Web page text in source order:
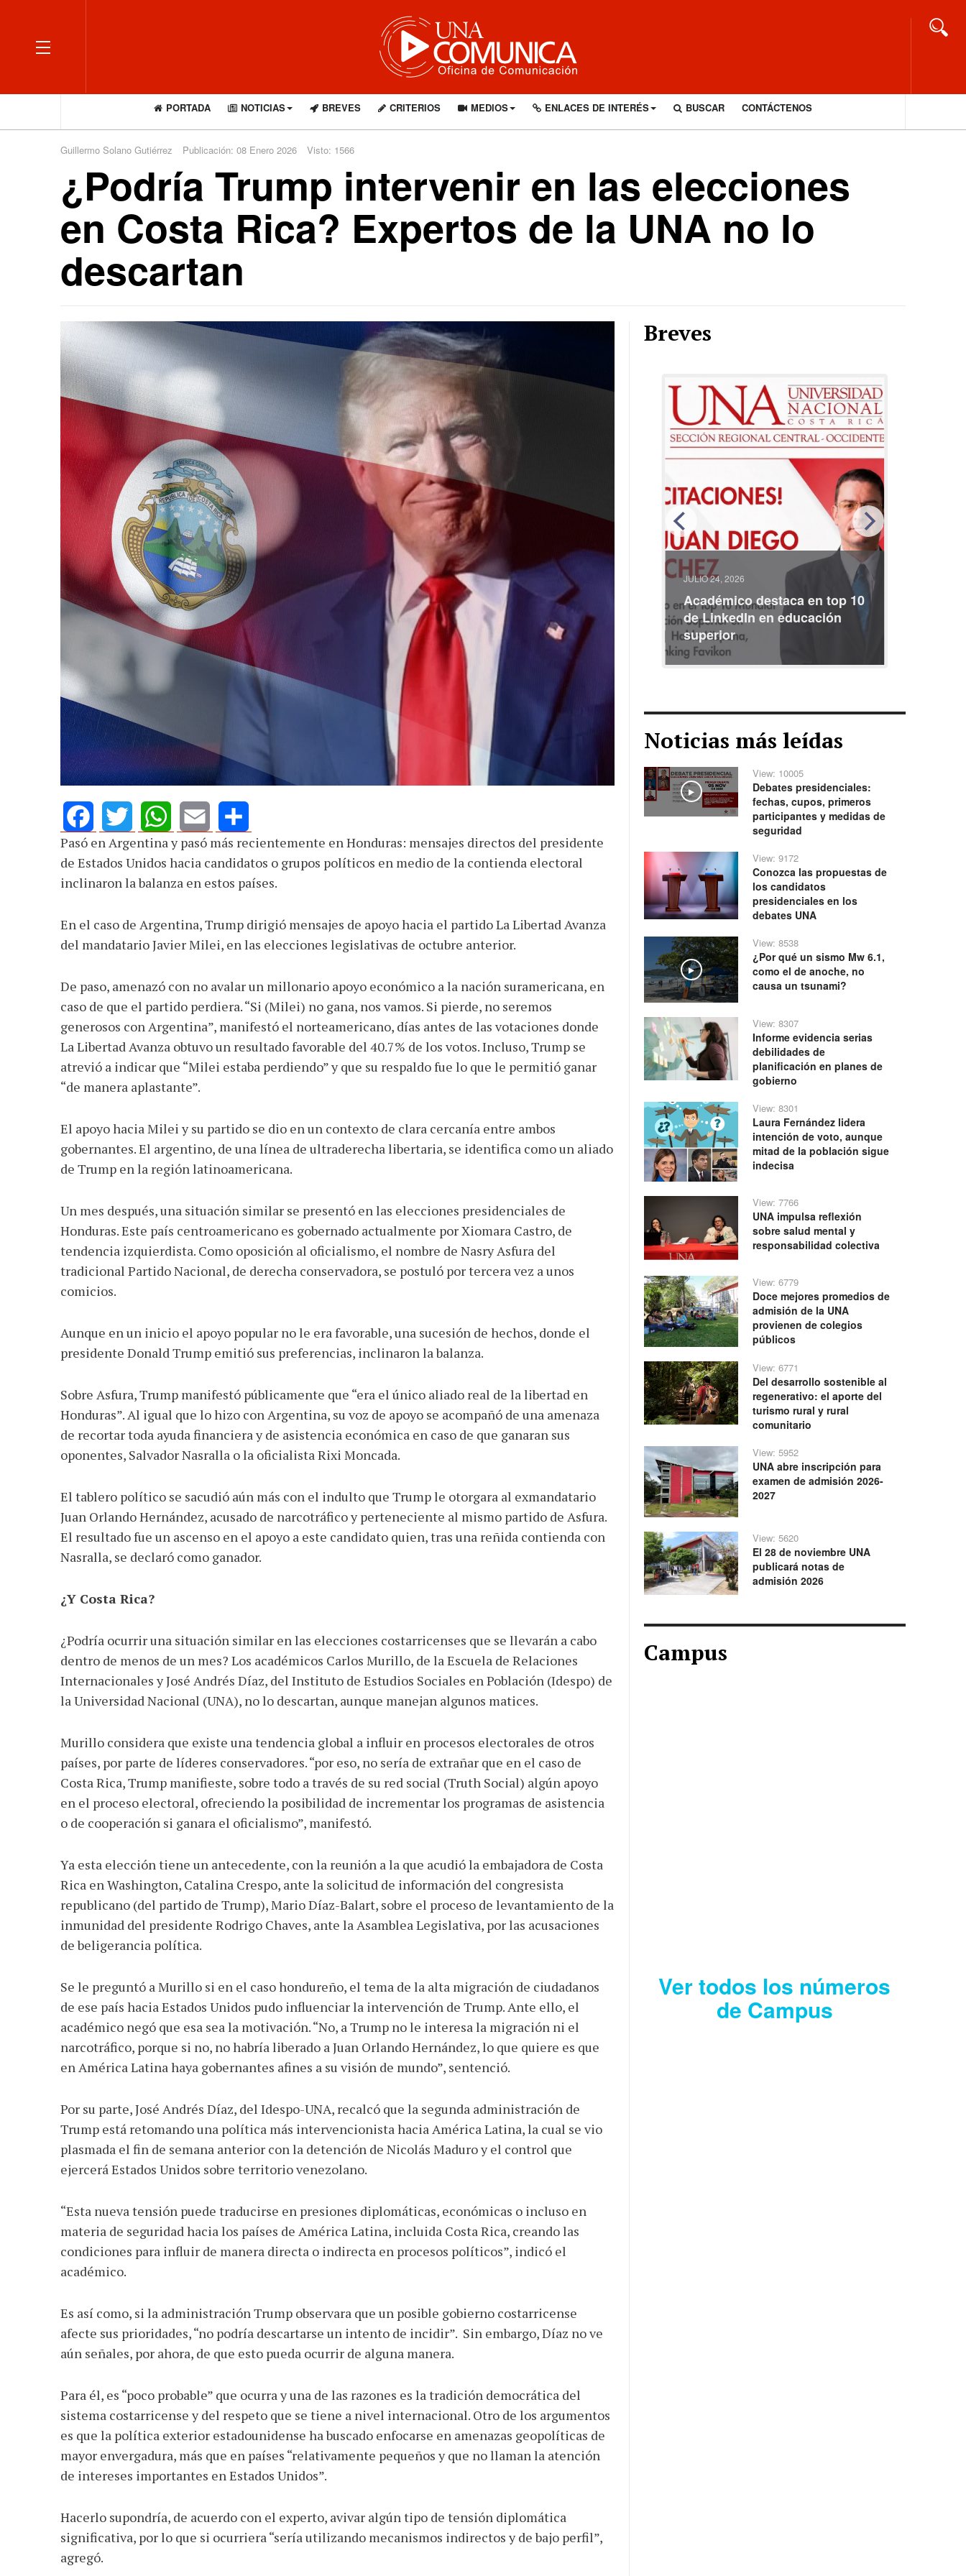
OFF CANVAS
PORTADA NOTICIAS BREVES CRITERIOS MEDIOS ENLACES DE INTERÉS BUSCAR CONTÁCTENOS
Guillermo Solano Gutiérrez Publicación: 08 Enero 2026 Visto: 1566
¿Podría Trump intervenir en las elecciones
en Costa Rica? Expertos de la UNA no lo
descartan
FacebookTwitterWhatsApp
Email Share
Pasó en Argentina y pasó más recientemente en Honduras: mensajes directos del presidente
de Estados Unidos hacia candidatos o grupos políticos en medio de la contienda electoral
inclinaron la balanza en estos países.
En el caso de Argentina, Trump dirigió mensajes de apoyo hacia el partido La Libertad Avanza
del mandatario Javier Milei, en las elecciones legislativas de octubre anterior.
De paso, amenazó con no avalar un millonario apoyo económico a la nación suramericana, en
caso de que el partido perdiera. “Si (Milei) no gana, nos vamos. Si pierde, no seremos
generosos con Argentina”, manifestó el norteamericano, días antes de las votaciones donde
La Libertad Avanza obtuvo un resultado favorable del 40.7% de los votos. Incluso, Trump se
atrevió a indicar que “Milei estaba perdiendo” y que su respaldo fue lo que le permitió ganar
“de manera aplastante”.
El apoyo hacia Milei y su partido se dio en un contexto de clara cercanía entre ambos
gobernantes. El argentino, de una línea de ultraderecha libertaria, se identifica como un aliado
de Trump en la región latinoamericana.
Un mes después, una situación similar se presentó en las elecciones presidenciales de
Honduras. Este país centroamericano es gobernado actualmente por Xiomara Castro, de
tendencia izquierdista. Como oposición al oficialismo, el nombre de Nasry Asfura del
tradicional Partido Nacional, de derecha conservadora, se postuló por tercera vez a unos
comicios.
Aunque en un inicio el apoyo popular no le era favorable, una sucesión de hechos, donde el
presidente Donald Trump emitió sus preferencias, inclinaron la balanza.
Sobre Asfura, Trump manifestó públicamente que “era el único aliado real de la libertad en
Honduras”. Al igual que lo hizo con Argentina, su voz de apoyo se acompañó de una amenaza
de recortar toda ayuda financiera y de asistencia económica en caso de que ganaran sus
oponentes, Salvador Nasralla o la oficialista Rixi Moncada.
El tablero político se sacudió aún más con el indulto que Trump le otorgara al exmandatario
Juan Orlando Hernández, acusado de narcotráfico y perteneciente al mismo partido de Asfura.
El resultado fue un ascenso en el apoyo a este candidato quien, tras una reñida contienda con
Nasralla, se declaró como ganador.
¿Y Costa Rica?
¿Podría ocurrir una situación similar en las elecciones costarricenses que se llevarán a cabo
dentro de menos de un mes? Los académicos Carlos Murillo, de la Escuela de Relaciones
Internacionales y José Andrés Díaz, del Instituto de Estudios Sociales en Población (Idespo) de
la Universidad Nacional (UNA), no lo descartan, aunque manejan algunos matices.
Murillo considera que existe una tendencia global a influir en procesos electorales de otros
países, por parte de líderes conservadores. “por eso, no sería de extrañar que en el caso de
Costa Rica, Trump manifieste, sobre todo a través de su red social (Truth Social) algún apoyo
en el proceso electoral, ofreciendo la posibilidad de incrementar los programas de asistencia
o de cooperación si ganara el oficialismo”, manifestó.
Ya esta elección tiene un antecedente, con la reunión a la que acudió la embajadora de Costa
Rica en Washington, Catalina Crespo, ante la solicitud de información del congresista
republicano (del partido de Trump), Mario Díaz-Balart, sobre el proceso de levantamiento de la
inmunidad del presidente Rodrigo Chaves, ante la Asamblea Legislativa, por las acusaciones
de beligerancia política.
Se le preguntó a Murillo si en el caso hondureño, el tema de la alta migración de ciudadanos
de ese país hacia Estados Unidos pudo influenciar la intervención de Trump. Ante ello, el
académico negó que esa sea la motivación. “No, a Trump no le interesa la migración ni el
narcotráfico, porque si no, no habría liberado a Juan Orlando Hernández, lo que quiere es que
en América Latina haya gobernantes afines a su visión de mundo”, sentenció.
Por su parte, José Andrés Díaz, del Idespo-UNA, recalcó que la segunda administración de
Trump está retomando una política más intervencionista hacia América Latina, la cual se vio
plasmada el fin de semana anterior con la detención de Nicolás Maduro y el control que
ejercerá Estados Unidos sobre territorio venezolano.
“Esta nueva tensión puede traducirse en presiones diplomáticas, económicas o incluso en
materia de seguridad hacia los países de América Latina, incluida Costa Rica, creando las
condiciones para influir de manera directa o indirecta en procesos políticos”, indicó el
académico.
Es así como, si la administración Trump observara que un posible gobierno costarricense
afecte sus prioridades, “no podría descartarse un intento de incidir”. Sin embargo, Díaz no ve
aún señales, por ahora, de que esto pueda ocurrir de alguna manera.
Para él, es “poco probable” que ocurra y una de las razones es la tradición democrática del
sistema costarricense y del respeto que se tiene a nivel internacional. Otro de los argumentos
es que la política exterior estadounidense ha buscado enfocarse en amenazas geopolíticas de
mayor envergadura, más que en países “relativamente pequeños y que no llaman la atención
de intereses importantes en Estados Unidos”.
Hacerlo supondría, de acuerdo con el experto, avivar algún tipo de tensión diplomática
significativa, por lo que si ocurriera “sería utilizando mecanismos indirectos y de bajo perfil”,
agregó.
Breves
AGOSTO 05, 2026
Consejo Universitario llama a
defender la democracia
JULIO 24, 2026
Rechazo al reparto desigual
de ganancias es mayor
cuando hubo esfuerzo
JULIO 24, 2026
Académico destaca en top 10
de LinkedIn en educación
superior
Noticias más leídas
Play
View: 10005
Debates presidenciales:
fechas, cupos, primeros
participantes y medidas de
seguridad
View: 9172
Conozca las propuestas de
los candidatos
presidenciales en los
debates UNA
Play
View: 8538
¿Por qué un sismo Mw 6.1,
como el de anoche, no
causa un tsunami?
View: 8307
Informe evidencia serias
debilidades de
planificación en planes de
gobierno
View: 8301
Laura Fernández lidera
intención de voto, aunque
mitad de la población sigue
indecisa
View: 7766
UNA impulsa reflexión
sobre salud mental y
responsabilidad colectiva
View: 6779
Doce mejores promedios de
admisión de la UNA
provienen de colegios
públicos
View: 6771
Del desarrollo sostenible al
regenerativo: el aporte del
turismo rural y rural
comunitario
View: 5952
UNA abre inscripción para
examen de admisión 2026-
2027
View: 5620
El 28 de noviembre UNA
publicará notas de
admisión 2026
Campus
Ver todos los números
de Campus